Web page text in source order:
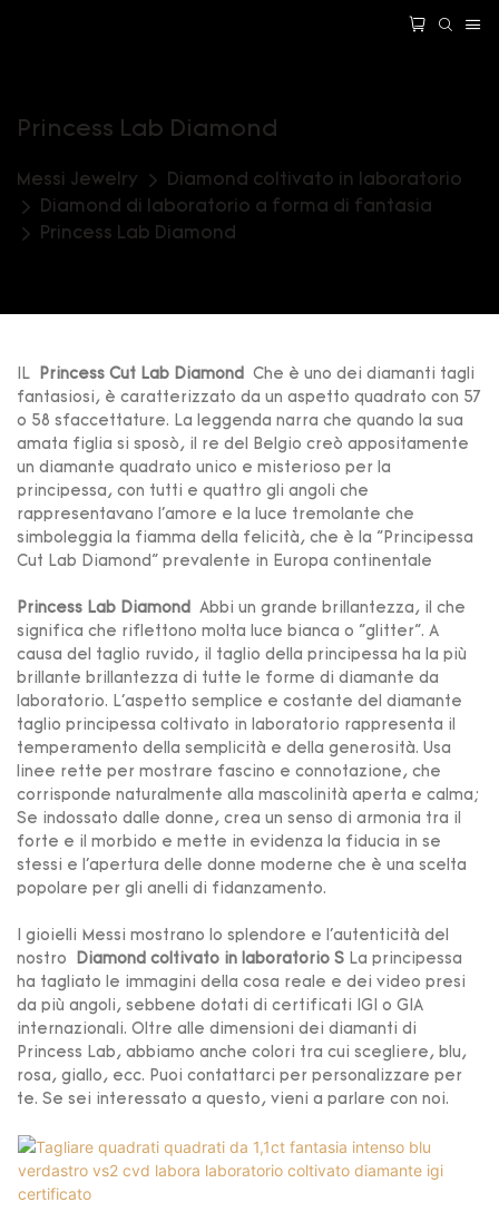
Princess Lab Diamond
Messi Jewelry
Diamond coltivato in laboratorio
Diamond di laboratorio a forma di fantasia
Princess Lab Diamond
IL Princess Cut Lab Diamond Che è uno dei diamanti tagli
fantasiosi, è caratterizzato da un aspetto quadrato con 57
o 58 sfaccettature. La leggenda narra che quando la sua
amata figlia si sposò, il re del Belgio creò appositamente
un diamante quadrato unico e misterioso per la
principessa, con tutti e quattro gli angoli che
rappresentavano l'amore e la luce tremolante che
simboleggia la fiamma della felicità, che è la "Principessa
Cut Lab Diamond" prevalente in Europa continentale
Princess Lab Diamond Abbi un grande brillantezza, il che
significa che riflettono molta luce bianca o "glitter". A
causa del taglio ruvido, il taglio della principessa ha la più
brillante brillantezza di tutte le forme di diamante da
laboratorio. L'aspetto semplice e costante del diamante
taglio principessa coltivato in laboratorio rappresenta il
temperamento della semplicità e della generosità. Usa
linee rette per mostrare fascino e connotazione, che
corrisponde naturalmente alla mascolinità aperta e calma;
Se indossato dalle donne, crea un senso di armonia tra il
forte e il morbido e mette in evidenza la fiducia in se
stessi e l'apertura delle donne moderne che è una scelta
popolare per gli anelli di fidanzamento.
I gioielli Messi mostrano lo splendore e l'autenticità del
nostro
Diamond coltivato in laboratorio S La principessa
ha tagliato le immagini della cosa reale e dei video presi
da più angoli, sebbene dotati di certificati IGI o GIA
internazionali. Oltre alle dimensioni dei diamanti di
Princess Lab, abbiamo anche colori tra cui scegliere, blu,
rosa, giallo, ecc. Puoi contattarci per personalizzare per
te. Se sei interessato a questo, vieni a parlare con noi.